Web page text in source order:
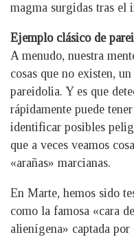
magma surgidas tras el
Ejemplo clásico de
A menudo, nuestra
cosas que no existen,
pareidolia. Y es que
rápidamente puede
identificar posibles
que a veces veamos
«arañas» marcianas.
En Marte, hemos sido
como la famosa «cara
alienígena» captada